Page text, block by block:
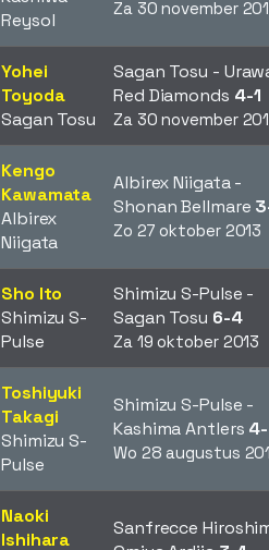
Reysol
Za 30 november
Yohei
Toyoda
Sagan Tosu
Sagan Tosu -
Red Diamonds 4-1
Za 30 november
Kengo
Kawamata
Albirex
Niigata
Albirex Niigata -
Shonan Bellmare
Zo 27 oktober 2013
Sho Ito
Shimizu S-
Pulse
Shimizu S-Pulse -
Sagan Tosu 6-4
Za 19 oktober 2013
Toshiyuki
Takagi
Shimizu S-
Pulse
Shimizu S-Pulse -
Kashima Antlers
Wo 28 augustus
Naoki
Ishihara
Sanfrecce